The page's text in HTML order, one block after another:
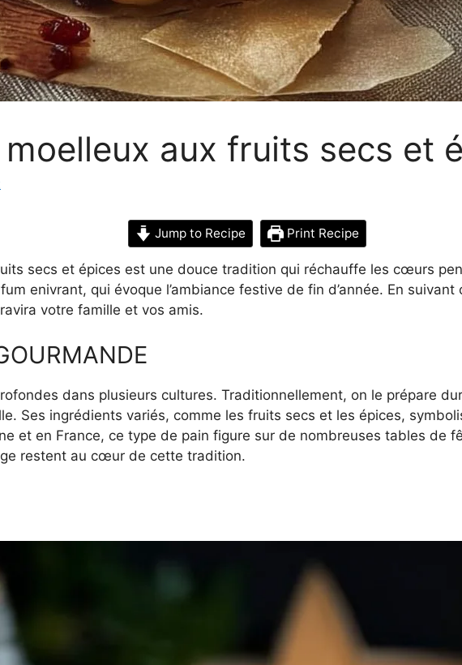
aux fruits secs et
Jump to Recipe Print Recipe
secs et épices est une douce tradition qui réchauffe les cœurs
enivrant, qui évoque l’ambiance festive de fin d’année. En
votre famille et vos amis.
dans plusieurs cultures. Traditionnellement, on le prépare
Ses ingrédients variés, comme les fruits secs et les épices,
et en France, ce type de pain figure sur de nombreuses tables de
restent au cœur de cette tradition.